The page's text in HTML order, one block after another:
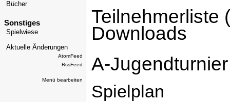
Bücher
Sonstiges
Spielwiese
Aktuelle Änderungen
AtomFeed
RssFeed
Menü bearbeiten
Teilnehmerliste
Downloads
A-Jugendturnier
Spielplan